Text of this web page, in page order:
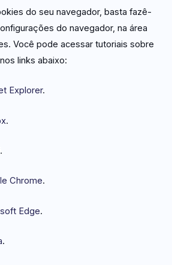
do seu navegador, basta fazê-
do navegador, na área
Você pode acessar tutoriais sobre
links abaixo:
Explorer.
.
.
Chrome.
Edge.
.